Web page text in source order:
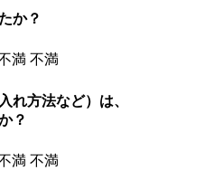
か？
満 不満
れ方法など）は、
？
満 不満